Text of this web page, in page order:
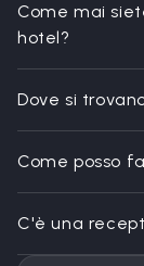
Come mai
hotel?
Dove si
Come posso
C'è una